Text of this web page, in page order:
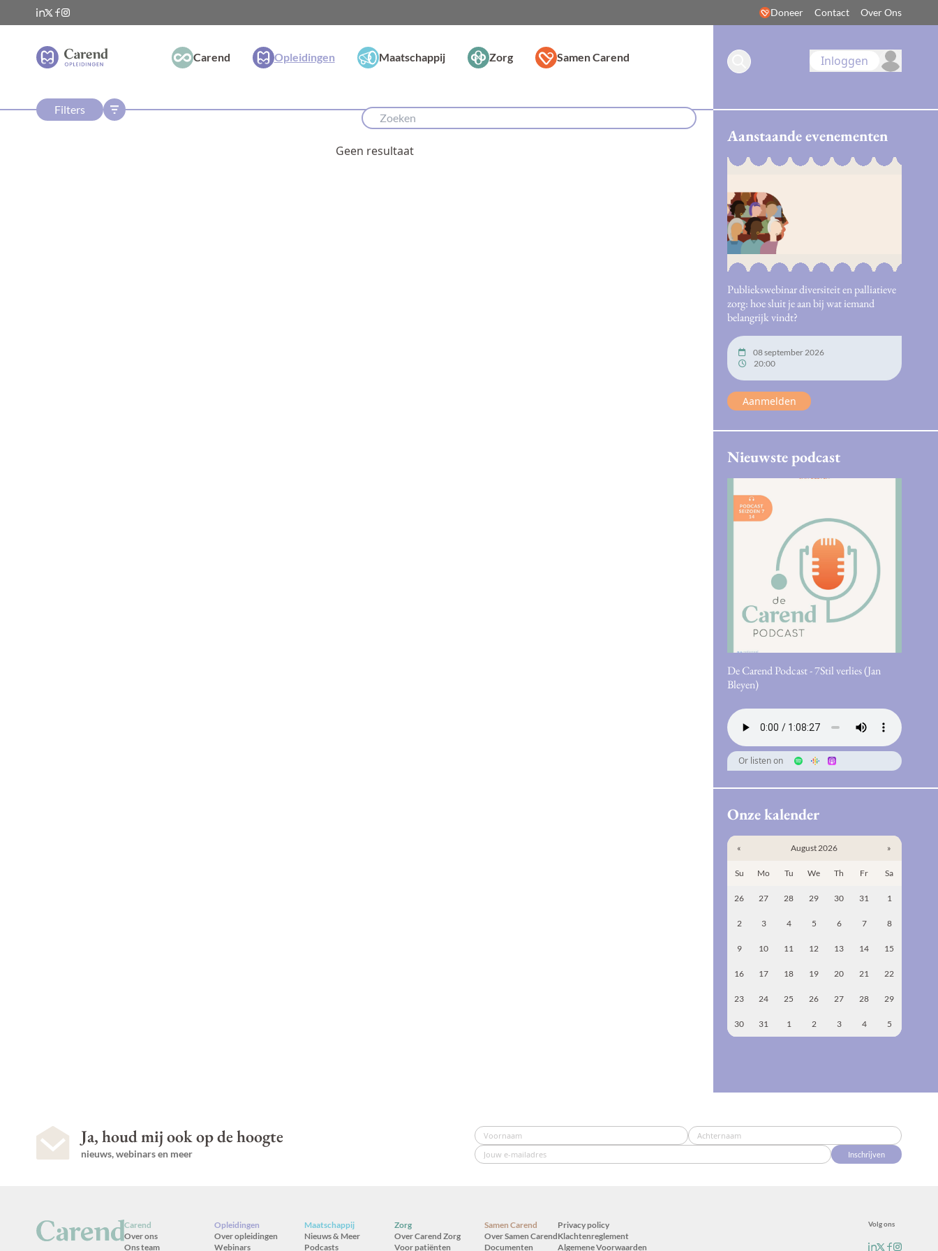
Doneer Contact Over Ons
Carend Opleidingen Maatschappij Zorg Samen Carend
Filters
Geen resultaat
Inloggen
Aanstaande evenementen
Publiekswebinar diversiteit en palliatieve
zorg: hoe sluit je aan bij wat iemand
belangrijk vindt?
08 september 2026
20:00
Aanmelden
Nieuwste podcast
De Carend Podcast - 7Stil verlies (Jan
Bleyen)
Or listen on
Onze kalender
« August 2026 »
Su Mo Tu We Th Fr Sa
26 27 28 29 30 31 1
2 3 4 5 6 7 8
9 10 11 12 13 14 15
16 17 18 19 20 21 22
23 24 25 26 27 28 29
30 31 1 2 3 4 5
Ja, houd mij ook op de hoogte
nieuws, webinars en meer Inschrijven
Carend
Over ons
Ons team
Opleidingen
Over opleidingen
Webinars
Maatschappij
Nieuws & Meer
Podcasts
Zorg
Over Carend Zorg
Voor patiënten
Samen Carend
Over Samen Carend
Documenten
Volg ons
Privacy policy
Klachtenreglement
Algemene Voorwaarden